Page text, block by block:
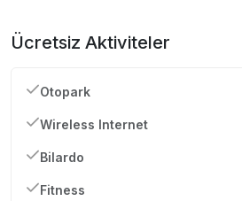
Ücretsiz Aktiviteler
Otopark
Wireless Internet
Bilardo
Fitness